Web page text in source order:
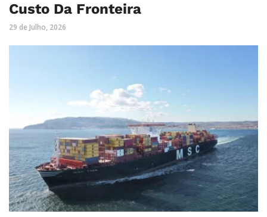
Custo Da Fronteira
29 de Julho, 2026